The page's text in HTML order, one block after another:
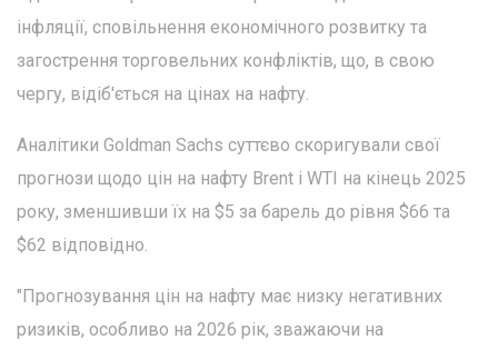
інфляції, сповільнення економічного розвитку та
загострення торговельних конфліктів, що, в свою
чергу, відіб'ється на цінах на нафту.
Аналітики Goldman Sachs суттєво скоригували свої
прогнози щодо цін на нафту Brent і WTI на кінець 2025
року, зменшивши їх на $5 за барель до рівня $66 та
$62 відповідно.
"Прогнозування цін на нафту має низку негативних
ризиків, особливо на 2026 рік, зважаючи на